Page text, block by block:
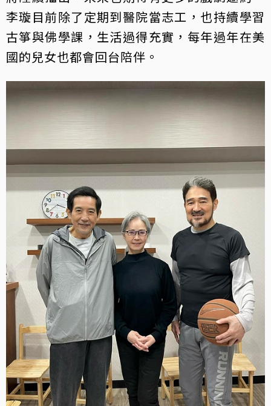
李璇目前除了定期到醫院當志工，也持續學習
古箏與佛學課，生活過得充實，每年過年在美
國的兒女也都會回台陪伴。